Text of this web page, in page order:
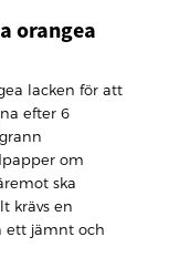
orangea
lacken för att
efter 6
om
ska
krävs en
ett jämnt och